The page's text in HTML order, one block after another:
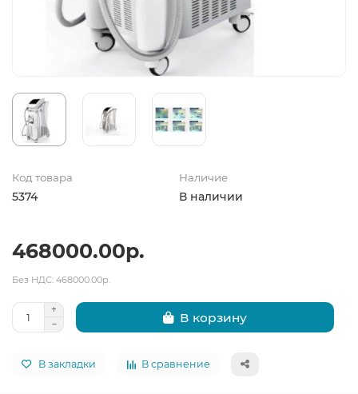
Код товара
5374
Наличие
В наличии
468000.00р.
Без НДС: 468000.00р.
В корзину
В закладки В сравнение